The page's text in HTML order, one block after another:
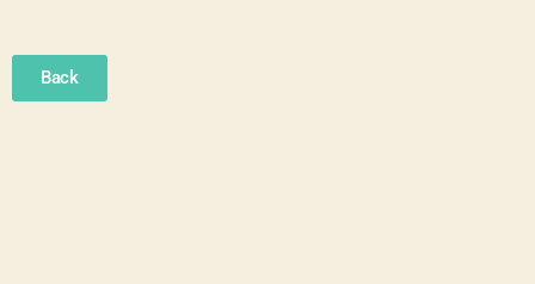
Back